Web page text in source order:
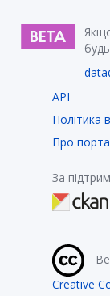
API
Політика
Про
За
Creative